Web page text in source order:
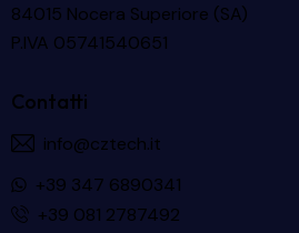
84015 Nocera Superiore (SA)
P.IVA 05741540651
Contatti
info@cztech.it
+39 347 6890341
+39 081 2787492